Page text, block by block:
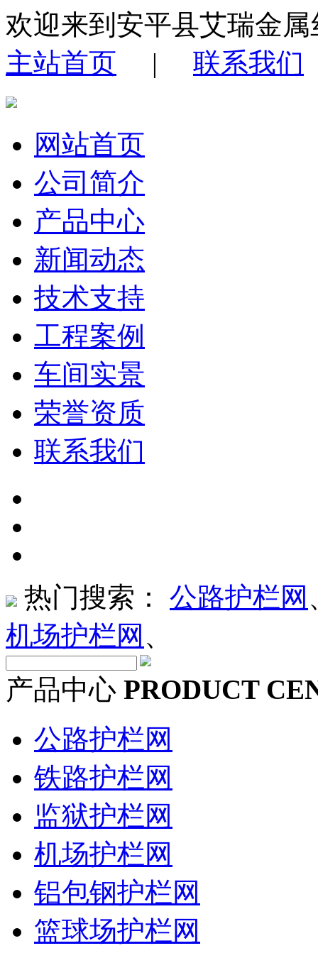
欢迎来到安平县艾瑞金
主站首页 | 联系我们
网站首页
公司简介
产品中心
新闻动态
技术支持
工程案例
车间实景
荣誉资质
联系我们
热门搜索： 公路护栏网
机场护栏网 、
产品中心 PRODUCT
公路护栏网
铁路护栏网
监狱护栏网
机场护栏网
铝包钢护栏网
篮球场护栏网